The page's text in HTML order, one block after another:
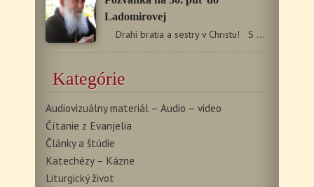
Ladomirovej
Drahí bratia a sestry v Christu! S požehnaním…
Kategórie
Audiovizuálny materiál – Audio – video
Čítanie z Evanjelia
Články a štúdie
Katechézy – Kázne
Liturgický život